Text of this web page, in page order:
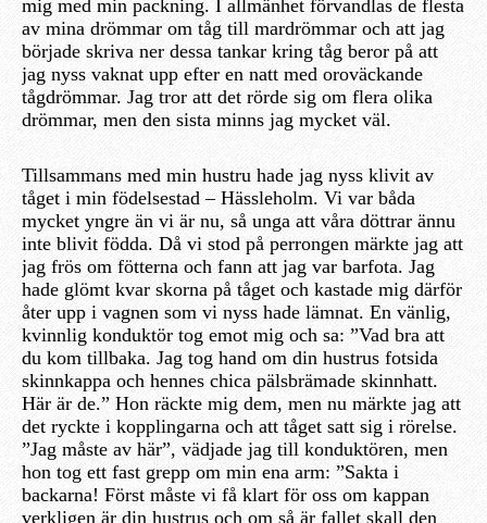
mig med min packning. I allmänhet förvandlas de flesta
av mina drömmar om tåg till mardrömmar och att jag
började skriva ner dessa tankar kring tåg beror på att
jag nyss vaknat upp efter en natt med oroväckande
tågdrömmar. Jag tror att det rörde sig om flera olika
drömmar, men den sista minns jag mycket väl.
Tillsammans med min hustru hade jag nyss klivit av
tåget i min födelsestad – Hässleholm. Vi var båda
mycket yngre än vi är nu, så unga att våra döttrar ännu
inte blivit födda. Då vi stod på perrongen märkte jag att
jag frös om fötterna och fann att jag var barfota. Jag
hade glömt kvar skorna på tåget och kastade mig därför
åter upp i vagnen som vi nyss hade lämnat. En vänlig,
kvinnlig konduktör tog emot mig och sa: ”Vad bra att
du kom tillbaka. Jag tog hand om din hustrus fotsida
skinnkappa och hennes chica pälsbrämade skinnhatt.
Här är de.” Hon räckte mig dem, men nu märkte jag att
det ryckte i kopplingarna och att tåget satt sig i rörelse.
”Jag måste av här”, vädjade jag till konduktören, men
hon tog ett fast grepp om min ena arm: ”Sakta i
backarna! Först måste vi få klart för oss om kappan
verkligen är din hustrus och om så är fallet skall den